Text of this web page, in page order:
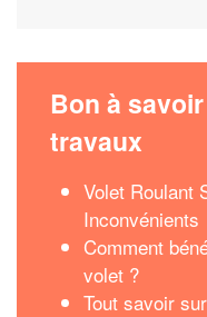
Bon à
travaux
Volet Roulant
Inconvénients
Comment
volet ?
Tout savoir